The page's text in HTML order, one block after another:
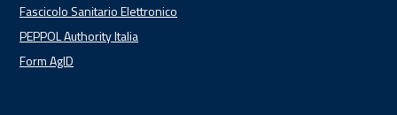
Fascicolo Sanitario Elettronico
PEPPOL Authority Italia
Form AgID